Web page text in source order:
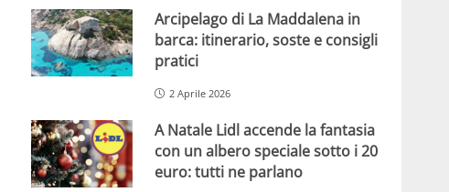
Arcipelago di La Maddalena in
barca: itinerario, soste e consigli
pratici
2 Aprile 2026
A Natale Lidl accende la fantasia
con un albero speciale sotto i 20
euro: tutti ne parlano